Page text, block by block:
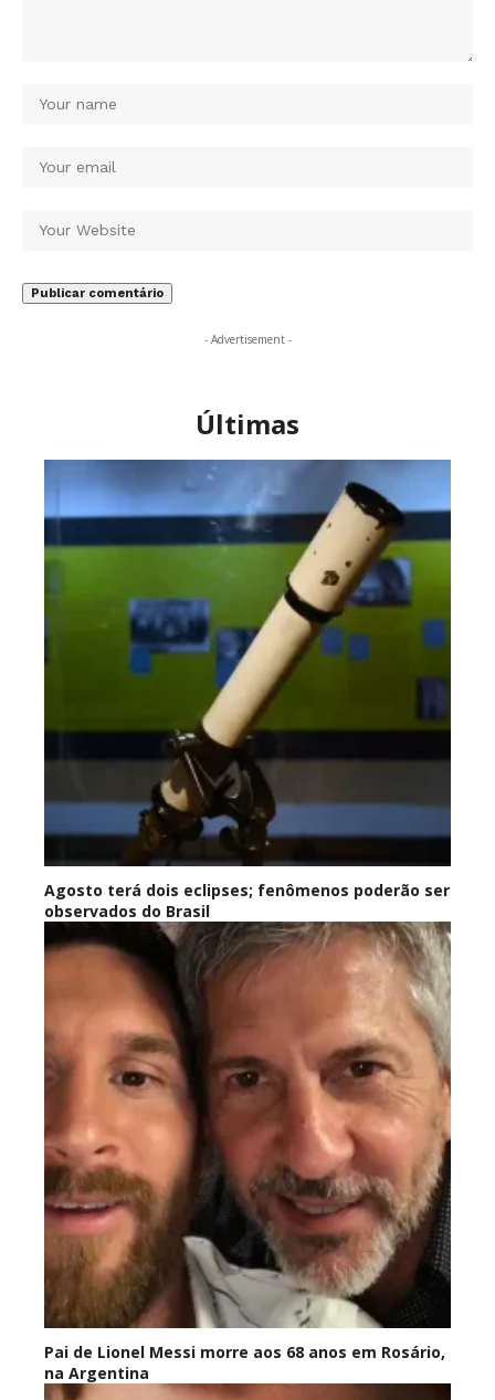
- Advertisement -
Últimas
Agosto terá dois eclipses; fenômenos poderão ser
observados do Brasil
Pai de Lionel Messi morre aos 68 anos em Rosário,
na Argentina